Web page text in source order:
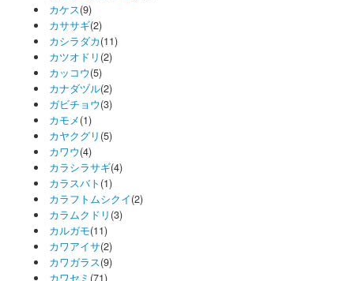
カケス(9)
カササギ(2)
カシラダカ(11)
カツオドリ (2)
カッコウ(5)
カナダヅル(2)
ガビチョウ(3)
カモメ(1)
カヤクグリ (5)
カワウ(4)
カラシラサギ(4)
カラスバト (1)
カラフトムシクイ(2)
カラムクドリ (3)
カルガモ(11)
カワアイサ(2)
カワガラス(9)
カワセミ (71)